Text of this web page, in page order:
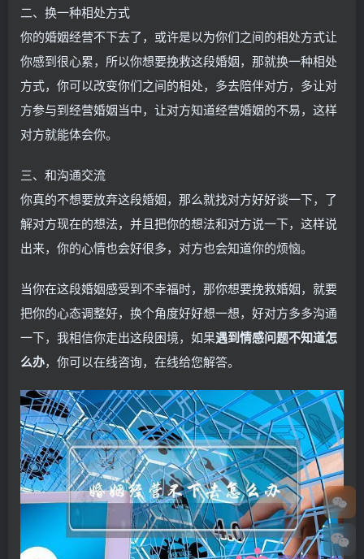
二、换一种相处方式
你的婚姻经营不下去了，或许是以为你们之间的相处方式让
你感到很心累，所以你想要挽救这段婚姻，那就换一种相处
方式，你可以改变你们之间的相处，多去陪伴对方，多让对
方参与到经营婚姻当中，让对方知道经营婚姻的不易，这样
对方就能体会你。
三、和沟通交流
你真的不想要放弃这段婚姻，那么就找对方好好谈一下，了
解对方现在的想法，并且把你的想法和对方说一下，这样说
出来，你的心情也会好很多，对方也会知道你的烦恼。
当你在这段婚姻感受到不幸福时，那你想要挽救婚姻，就要
把你的心态调整好，换个角度好好想一想，好对方多多沟通
一下，我相信你走出这段困境，如果遇到情感问题不知道怎
么办，你可以在线咨询，在线给您解答。